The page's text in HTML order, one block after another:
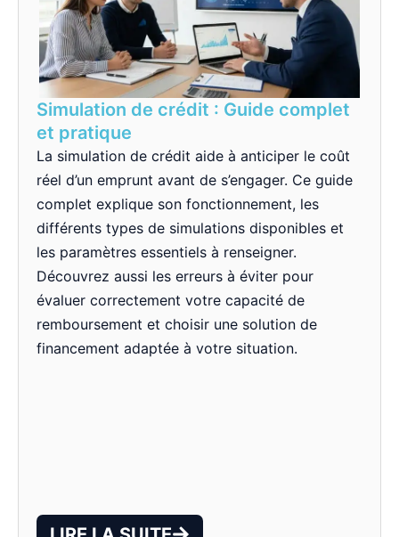
Simulation de crédit : Guide complet
et pratique
La simulation de crédit aide à anticiper le coût
réel d’un emprunt avant de s’engager. Ce guide
complet explique son fonctionnement, les
différents types de simulations disponibles et
les paramètres essentiels à renseigner.
Découvrez aussi les erreurs à éviter pour
évaluer correctement votre capacité de
remboursement et choisir une solution de
financement adaptée à votre situation.